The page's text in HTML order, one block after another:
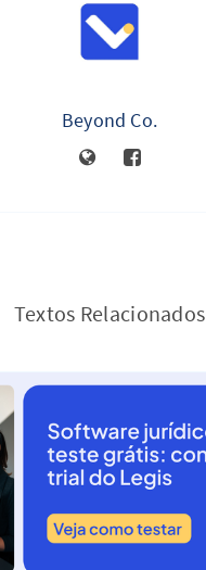
Beyond Co.
Textos Relacionados